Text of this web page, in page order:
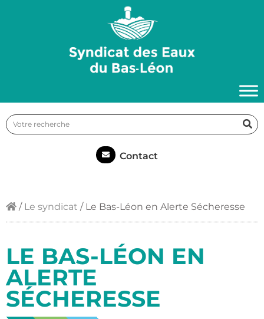
Contact
/ Le syndicat / Le Bas-Léon en Alerte Sécheresse
LE BAS-LÉON EN
ALERTE
SÉCHERESSE